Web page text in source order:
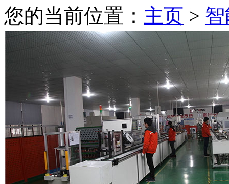
您的当前位置： 主页 >